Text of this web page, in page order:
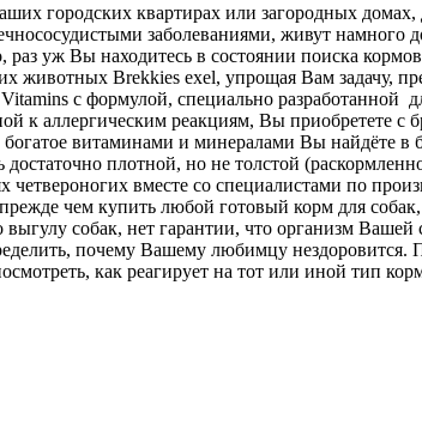
городских квартирах или загородных домах,
заболеваниями, живут намного
уж Вы находитесь в состоянии поиска
животных Вrekkies exel, упрощая Вам задачу,
с формулой, специально разработанной
к аллергическим реакциям, Вы приобретете с
витаминами и минералами Вы найдёте в
плотной, но не толстой
вместе со специалистами по
чем купить любой готовый корм для собак,
собак, нет гарантии, что организм Вашей
почему Вашему любимцу нездоровится.
как реагирует на тот или иной тип